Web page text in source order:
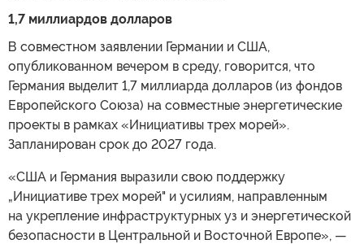
1,7 миллиардов долларов
В совместном заявлении Германии и США,
опубликованном вечером в среду, говорится, что
Германия выделит 1,7 миллиарда долларов (из фондов
Европейского Союза) на совместные энергетические
проекты в рамках «Инициативы трех морей».
Запланирован срок до 2027 года.
«США и Германия выразили свою поддержку
„Инициативе трех морей" и усилиям, направленным
на укрепление инфраструктурных уз и энергетической
безопасности в Центральной и Восточной Европе», —